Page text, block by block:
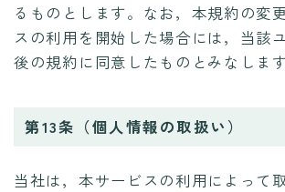
るものとします。なお，本規約の変
スの利用を開始した場合には，当該
後の規約に同意したものとみなします
第13条（個人情報の取扱い）
当社は，本サービスの利用によって